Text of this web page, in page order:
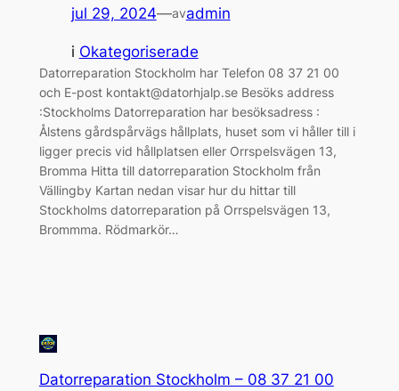
jul 29, 2024—avadmin
i Okategoriserade
Datorreparation Stockholm har Telefon 08 37 21 00
och E-post kontakt@datorhjalp.se Besöks address
:Stockholms Datorreparation har besöksadress :
Ålstens gårdspårvägs hållplats, huset som vi håller till i
ligger precis vid hållplatsen eller Orrspelsvägen 13,
Bromma Hitta till datorreparation Stockholm från
Vällingby Kartan nedan visar hur du hittar till
Stockholms datorreparation på Orrspelsvägen 13,
Brommma. Rödmarkör…
Datorreparation Stockholm – 08 37 21 00